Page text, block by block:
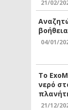
21/02/
04/01/
Το
νερό
21/12/